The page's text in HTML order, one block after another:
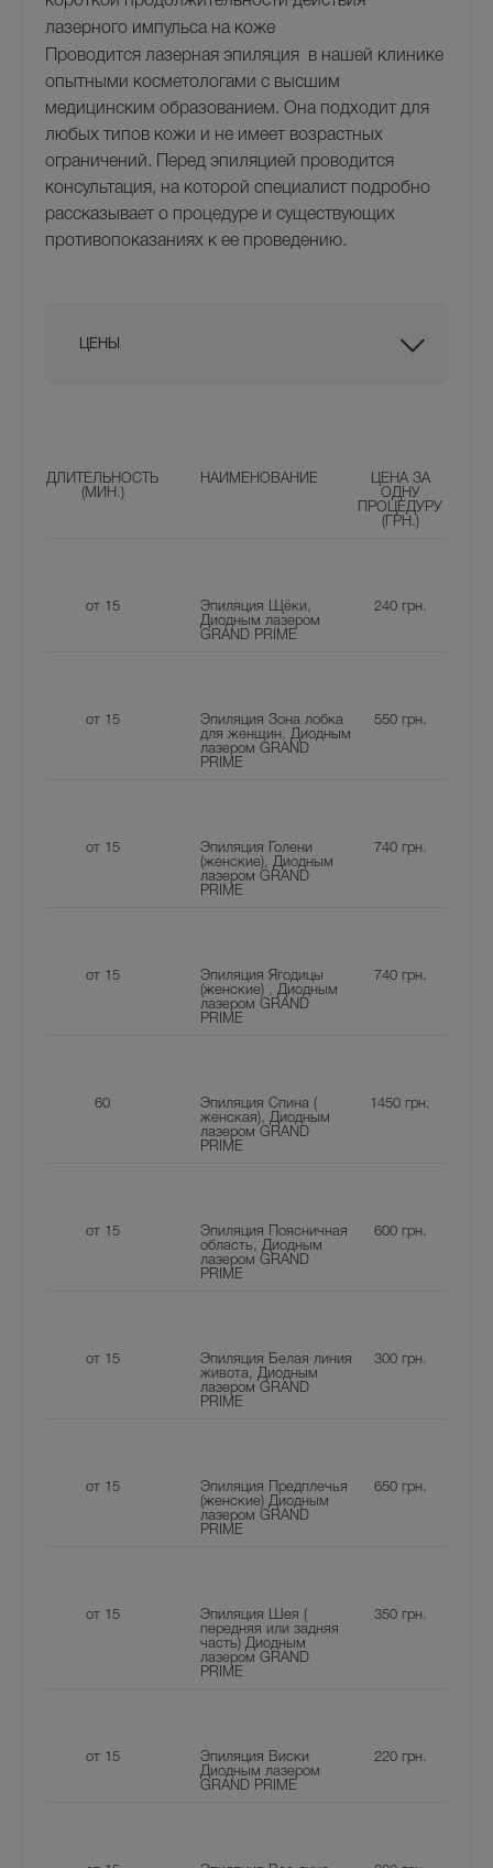
лазерного импульса на коже
Проводится лазерная эпиляция в нашей клинике
опытными косметологами с высшим
медицинским образованием. Она подходит для
любых типов кожи и не имеет возрастных
ограничений. Перед эпиляцией проводится
консультация, на которой специалист подробно
рассказывает о процедуре и существующих
противопоказаниях к ее проведению.
ЦЕНЫ
ДЛИТЕЛЬНОСТЬ
(МИН.)
НАИМЕНОВАНИЕ
ЦЕНА ЗА
ОДНУ
ПРОЦЕДУРУ
(ГРН.)
от 15
Эпиляция Щёки,
Диодным лазером
GRAND PRIME
240грн.
от 15
Эпиляция Зона лобка
для женщин, Диодным
лазером GRAND
PRIME
550грн.
от 15
Эпиляция Голени
(женские), Диодным
лазером GRAND
PRIME
740грн.
от 15
Эпиляция Ягодицы
(женские) , Диодным
лазером GRAND
PRIME
740грн.
60
Эпиляция Спина (
женская), Диодным
лазером GRAND
PRIME
1450 грн.
от 15
Эпиляция Поясничная
область, Диодным
лазером GRAND
PRIME
600грн.
от 15
Эпиляция Белая линия
живота, Диодным
лазером GRAND
PRIME
300грн.
от 15
Эпиляция Предплечья
(женские) Диодным
лазером GRAND
PRIME
650грн.
от 15
Эпиляция Шея (
передняя или задняя
часть) Диодным
лазером GRAND
PRIME
350грн.
от 15
Эпиляция Виски
Диодным лазером
GRAND PRIME
220грн.